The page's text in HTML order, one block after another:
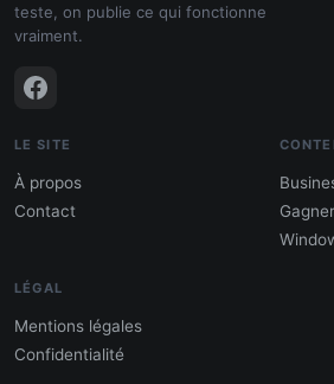
teste, on publie ce qui fonctionne
vraiment.
LE SITE
À propos
Contact
LÉGAL
Mentions légales
Confidentialité